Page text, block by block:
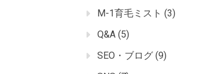
M-1育毛ミスト (3)
Q&A (5)
SEO・ブログ (9)